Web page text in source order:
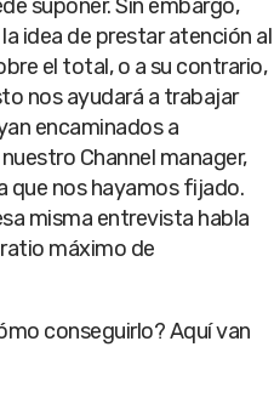
suponer. Sin embargo,
idea de prestar atención al
el total, o a su contrario,
nos ayudará a trabajar
encaminados a
Channel manager,
que nos hayamos fijado.
misma entrevista habla
máximo de
conseguirlo? Aquí van